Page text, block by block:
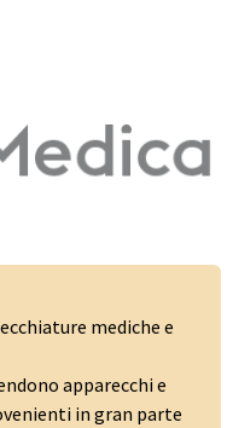
mediche e
apparecchi e
in gran parte